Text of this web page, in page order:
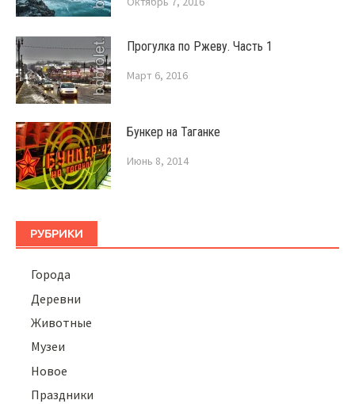
Прогулка по Ржеву. Часть 1
Март 6, 2016
Бункер на Таганке
Июнь 8, 2014
РУБРИКИ
Города
Деревни
Животные
Музеи
Новое
Праздники